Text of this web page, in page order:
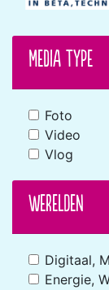
Media type
Foto
Video
Vlog
Werelden
Digitaal,
Energie,